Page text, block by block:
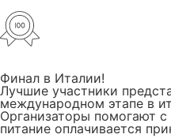
Финал в Италии!
Лучшие участники
международном этапе в
Организаторы помогают
питание оплачивается